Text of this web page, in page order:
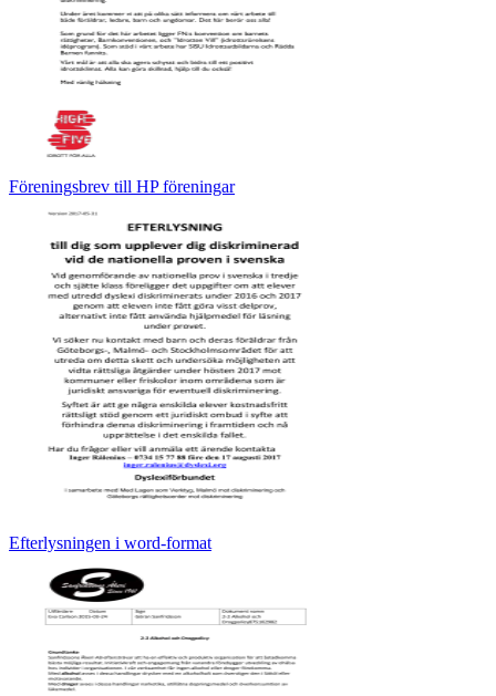
Föreningsbrev till HP föreningar
Efterlysningen i word-format